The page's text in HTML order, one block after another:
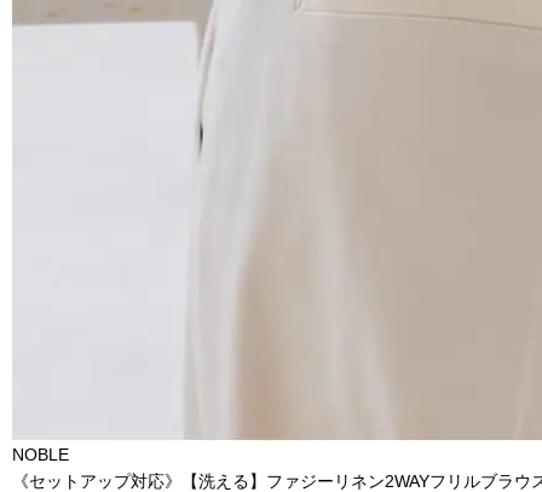
NOBLE
《セットアップ対応》【洗える】ファジーリネン2WAYフリルブラウ